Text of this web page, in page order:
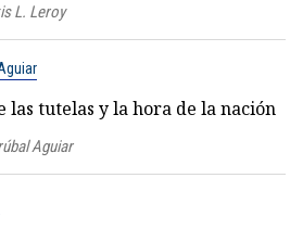
L. Leroy
las tutelas y la hora de la nación
Aguiar